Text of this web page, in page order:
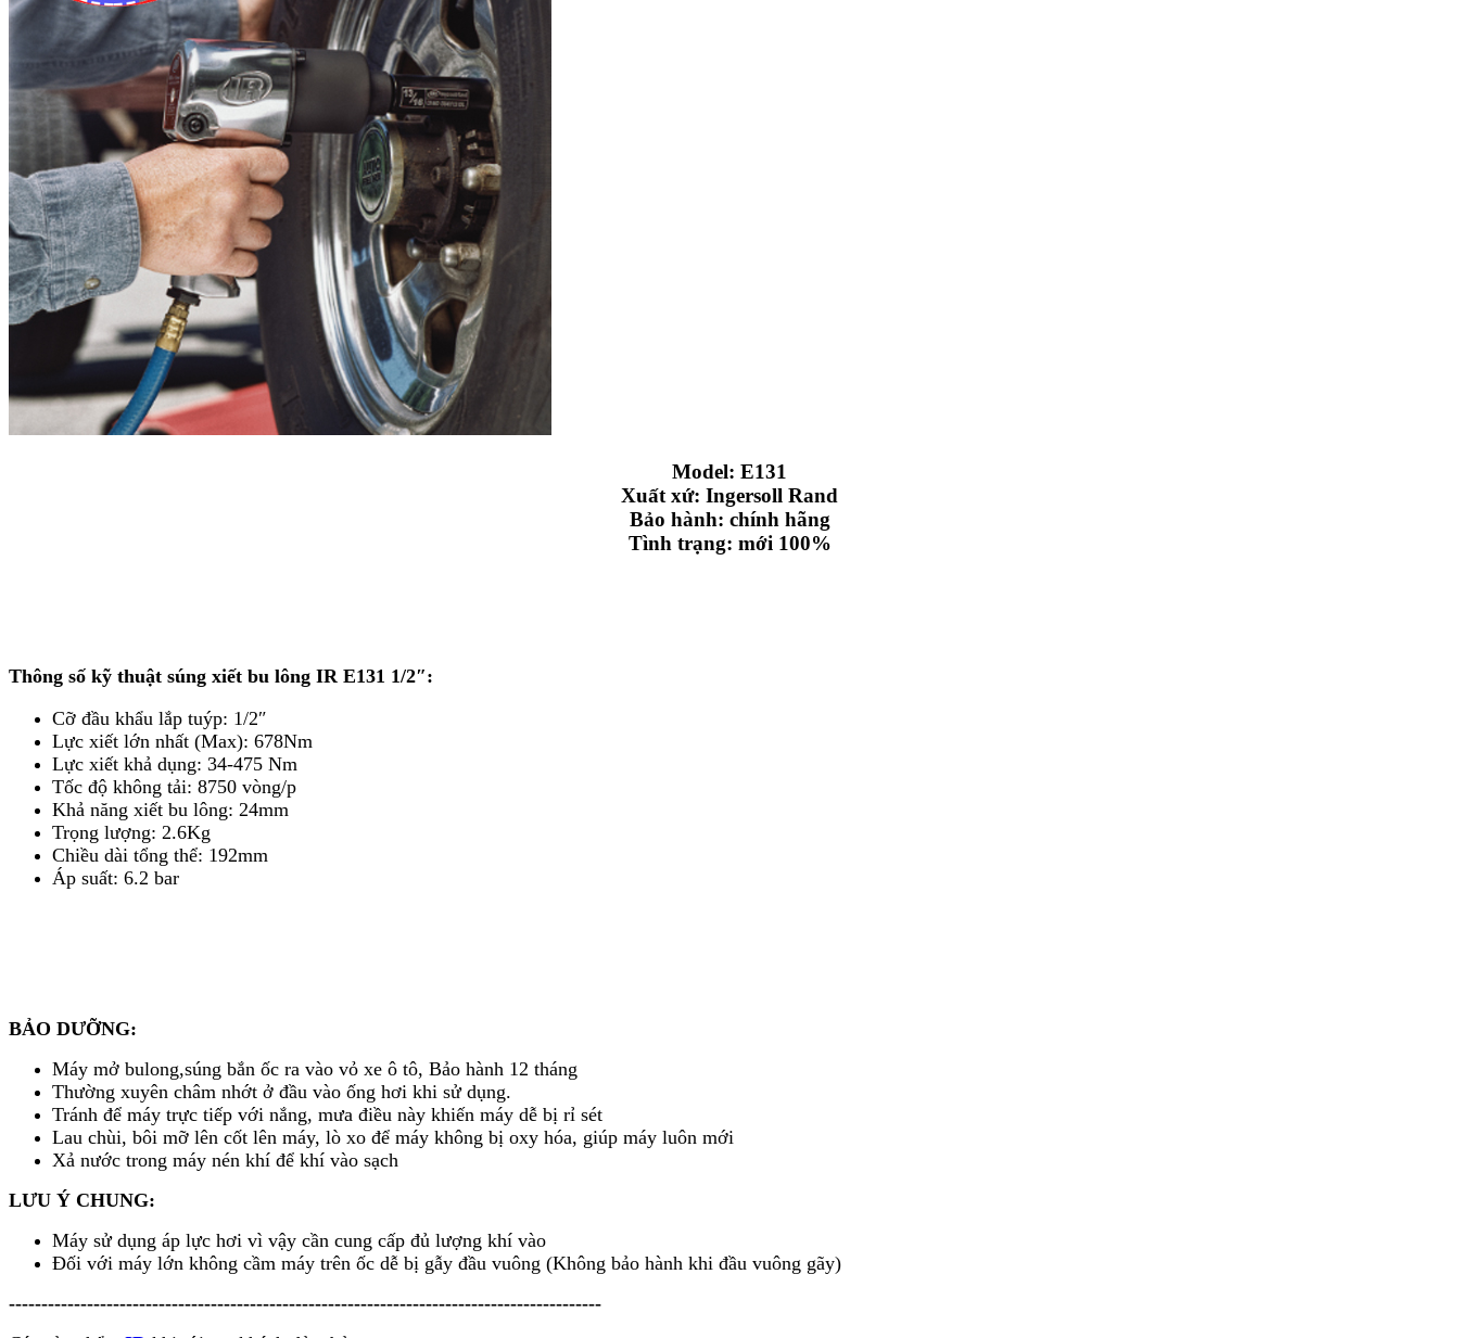
Model: E131
Xuất xứ: Ingersoll Rand
Bảo hành: chính hãng
Tình trạng: mới 100%
Thông số kỹ thuật súng xiết bu lông IR E131 1/2″:
Cỡ đầu khẩu lắp tuýp: 1/2″
Lực xiết lớn nhất (Max): 678Nm
Lực xiết khả dụng: 34-475 Nm
Tốc độ không tải: 8750 vòng/p
Khả năng xiết bu lông: 24mm
Trọng lượng: 2.6Kg
Chiều dài tổng thể: 192mm
Áp suất: 6.2 bar
BẢO DƯỠNG:
Máy mở bulong,súng bắn ốc ra vào vỏ xe ô tô, Bảo hành 12 tháng
Thường xuyên châm nhớt ở đầu vào ống hơi khi sử dụng.
Tránh để máy trực tiếp với nắng, mưa điều này khiến máy dễ bị rỉ sét
Lau chùi, bôi mỡ lên cốt lên máy, lò xo để máy không bị oxy hóa, giúp máy luôn mới
Xả nước trong máy nén khí để khí vào sạch
LƯU Ý CHUNG:
Máy sử dụng áp lực hơi vì vậy cần cung cấp đủ lượng khí vào
Đối với máy lớn không cầm máy trên ốc dễ bị gẫy đầu vuông (Không bảo hành khi đầu vuông gãy)
-------------------------------------------------------------------------------------------